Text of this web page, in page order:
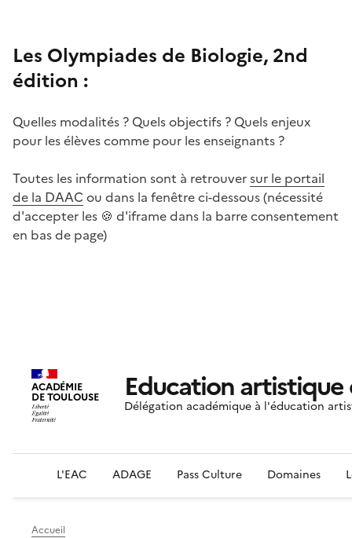
Les Olympiades de Biologie, 2nd
édition :
Quelles modalités ? Quels objectifs ? Quels enjeux
pour les élèves comme pour les enseignants ?
Toutes les information sont à retrouversur le portail
de la DAACou dans la fenêtre ci-dessous (nécessité
d'accepter les 🍪 d'iframe dans la barre consentement
en bas de page)